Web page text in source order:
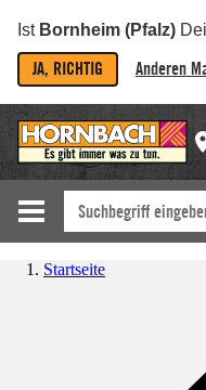
Ist Bornheim (Pfalz)
JA, RICHTIG Anderen
Startseite